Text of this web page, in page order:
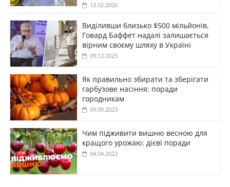
13.02.2026
Виділивши близько $500 мільйонів,
Говард Баффет надалі залишається
вірним своєму шляху в Україні
09.12.2023
Як правильно збирати та зберігати
гарбузове насіння: поради
городникам
09.09.2023
Чим підживити вишню весною для
кращого урожаю: дієві поради
04.04.2023